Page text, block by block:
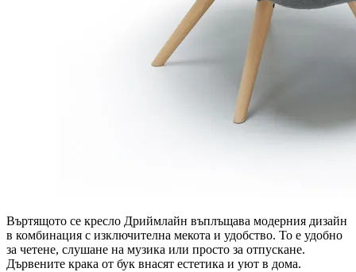
Въртящото се кресло Дриймлайн въплъщава модерния дизайн
в комбинация с изключителна мекота и удобство. То е удобно
за четене, слушане на музика или просто за отпускане.
Дървените крака от бук внасят естетика и уют в дома.